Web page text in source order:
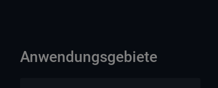
Anwendungsgebiete